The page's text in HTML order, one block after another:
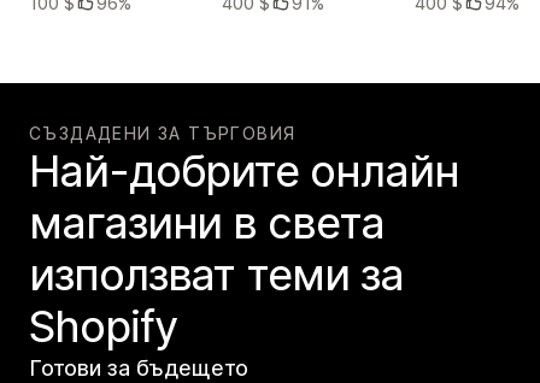
СЪЗДАДЕНИ ЗА ТЪРГОВИЯ
Най-добрите онлайн
магазини в света
използват теми за
Shopify
Готови за бъдещето